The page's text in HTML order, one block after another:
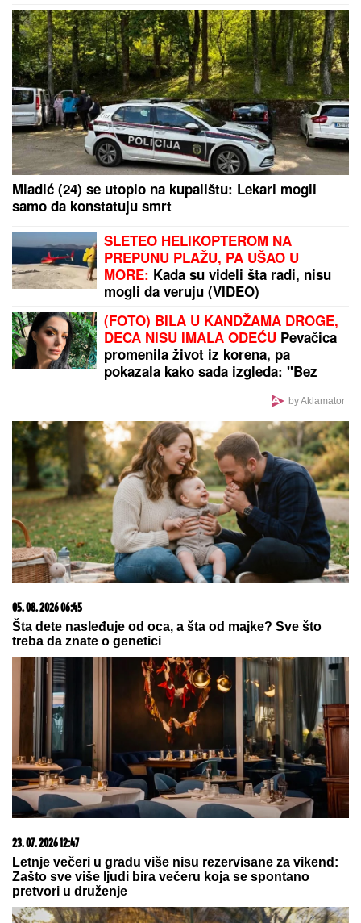
Mladić (24) se utopio na kupalištu: Lekari mogli
samo da konstatuju smrt
SLETEO HELIKOPTEROM NA
PREPUNU PLAŽU, PA UŠAO U
MORE: Kada su videli šta radi, nisu
mogli da veruju (VIDEO)
(FOTO) BILA U KANDŽAMA DROGE,
DECA NISU IMALA ODEĆU Pevačica
promenila život iz korena, pa
pokazala kako sada izgleda: "Bez
by Aklamator
05. 08. 2026 06:45
Šta dete nasleđuje od oca, a šta od majke? Sve što
treba da znate o genetici
23. 07. 2026 12:47
Letnje večeri u gradu više nisu rezervisane za vikend:
Zašto sve više ljudi bira večeru koja se spontano
pretvori u druženje